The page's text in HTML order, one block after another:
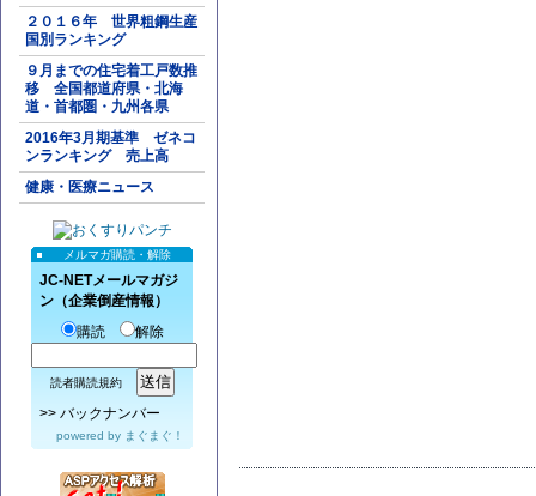
２０１６年 世界粗鋼生産
国別ランキング
９月までの住宅着工戸数推
移 全国都道府県・北海
道・首都圏・九州各県
2016年3月期基準 ゼネコ
ンランキング 売上高
健康・医療ニュース
メルマガ購読・解除
JC-NETメールマガジ
ン（企業倒産情報）
購読
解除
読者購読規約
>> バックナンバー
powered by まぐまぐ！